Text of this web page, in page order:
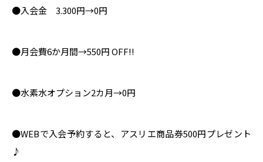
●入会金 3.300円→0円
●月会費6か月間→550円 OFF!!
●水素水オプション2カ月→0円
●WEBで入会予約すると、アスリエ商品券500円プレゼント
♪